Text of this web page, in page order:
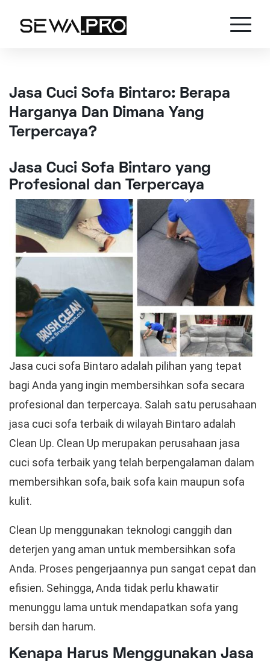
Jasa Cuci Sofa Bintaro: Berapa
Harganya Dan Dimana Yang
Terpercaya?
Jasa Cuci Sofa Bintaro yang
Profesional dan Terpercaya
Jasa cuci sofa Bintaro adalah pilihan yang tepat
bagi Anda yang ingin membersihkan sofa secara
profesional dan terpercaya. Salah satu perusahaan
jasa cuci sofa terbaik di wilayah Bintaro adalah
Clean Up. Clean Up merupakan perusahaan jasa
cuci sofa terbaik yang telah berpengalaman dalam
membersihkan sofa, baik sofa kain maupun sofa
kulit.
Clean Up menggunakan teknologi canggih dan
deterjen yang aman untuk membersihkan sofa
Anda. Proses pengerjaannya pun sangat cepat dan
efisien. Sehingga, Anda tidak perlu khawatir
menunggu lama untuk mendapatkan sofa yang
bersih dan harum.
Kenapa Harus Menggunakan Jasa